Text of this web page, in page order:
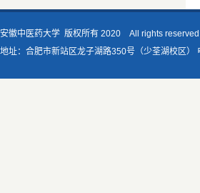
安徽中医药大学 版权所有 2020 All rights reserved
地址：合肥市新站区龙子湖路350号（少荃湖校区